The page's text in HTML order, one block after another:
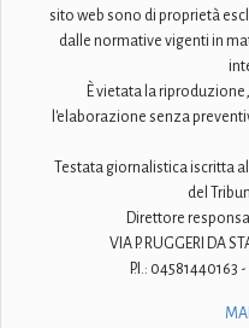
sito web sono di proprietà
dalle normative vigenti in
È vietata la
l'elaborazione senza
Testata giornalistica iscritta
del
Direttore
VIA P. RUGGERI DA
P.I.: 04581440163